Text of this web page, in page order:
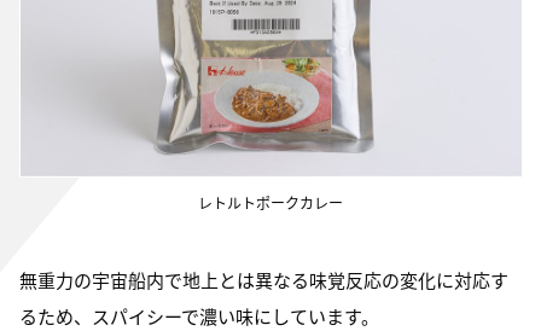
無重力の宇宙船内で地上とは異なる味覚反応の変化に対応す
るため、スパイシーで濃い味にしています。
レトルトポークカレー